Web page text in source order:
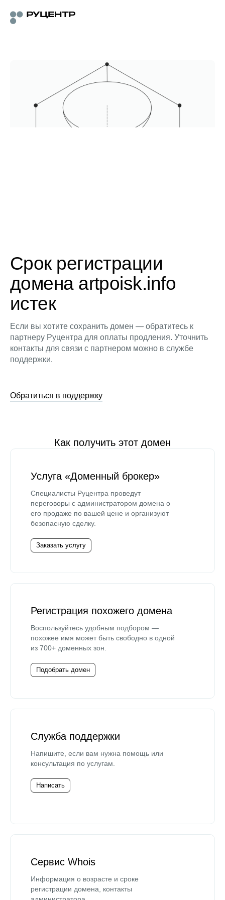
Срок регистрации
домена artpoisk.info
истек
Если вы хотите сохранить домен — обратитесь к
партнеру Руцентра для оплаты продления. Уточнить
контакты для связи с партнером можно в службе
поддержки.
Обратиться в поддержку
Как получить этот домен
Услуга «Доменный брокер»
Специалисты Руцентра проведут
переговоры с администратором домена о
его продаже по вашей цене и организуют
безопасную сделку.
Заказать услугу
Регистрация похожего домена
Воспользуйтесь удобным подбором —
похожее имя может быть свободно в одной
из 700+ доменных зон.
Подобрать домен
Служба поддержки
Напишите, если вам нужна помощь или
консультация по услугам.
Написать
Сервис Whois
Информация о возрасте и сроке
регистрации домена, контакты